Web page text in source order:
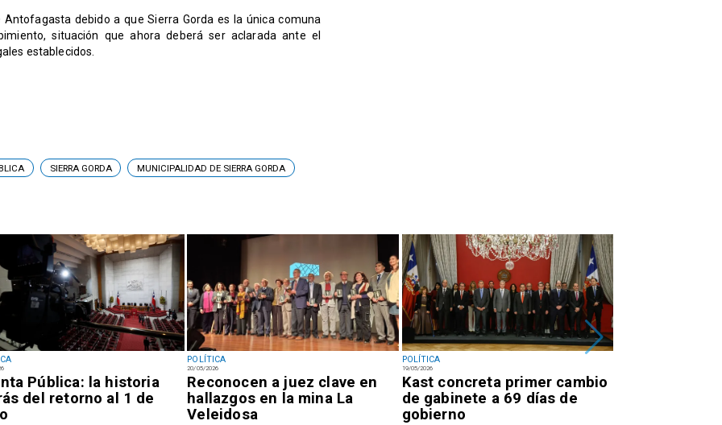
debido a que Sierra Gorda es la única comuna
situación que ahora deberá ser aclarada ante el
establecidos.
Pública: la historia
del retorno al 1 de
POLÍTICA
20/05/2026
Reconocen a juez clave en
hallazgos en la mina La
Veleidosa
POLÍTICA
19/05/2026
Kast concreta primer cambio
de gabinete a 69 días de
gobierno
SIERRA GORDA MUNICIPALIDAD DE SIERRA GORDA